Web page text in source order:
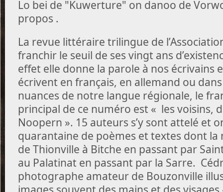
Lo bei de "Kuwerture" on danoo de
propos .
La revue littéraire trilingue de
franchir le seuil de ses vingt ans
effet elle donne la parole à nos écrivains
écrivent en français, en allemand ou
nuances de notre langue régionale, le
principal de ce numéro est « les voisins,
Noopern ». 15 auteurs s’y sont attelé et
quarantaine de poèmes et textes dont
de Thionville à Bitche en passant par
au Palatinat en passant par la Sarre.
photographe amateur de Bouzonville